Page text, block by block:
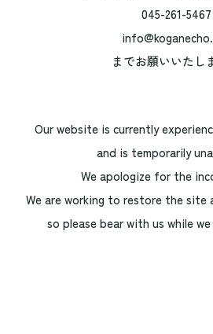
045-261-5467
までお願いいたし
Our website is currently
and is temporarily
We apologize for the
We are working to restore the site
so please bear with us while